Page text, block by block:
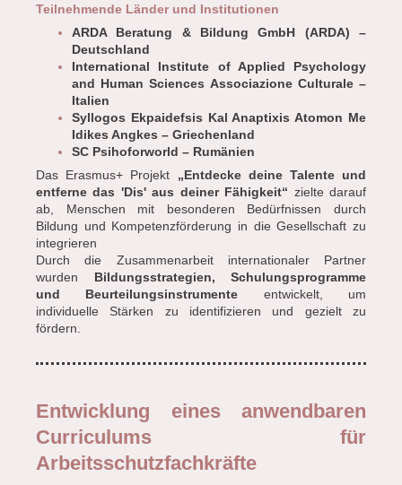
Teilnehmende Länder und Institutionen
ARDA Beratung & Bildung GmbH (ARDA) –
Deutschland
International Institute of Applied Psychology
and Human Sciences Associazione Culturale –
Italien
Syllogos Ekpaidefsis Kal Anaptixis Atomon Me
Idikes Angkes – Griechenland
SC Psihoforworld – Rumänien
Das Erasmus+ Projekt „Entdecke deine Talente und
entferne das 'Dis' aus deiner Fähigkeit“ zielte darauf
ab, Menschen mit besonderen Bedürfnissen durch
Bildung und Kompetenzförderung in die Gesellschaft zu
integrieren
Durch die Zusammenarbeit internationaler Partner
wurden Bildungsstrategien, Schulungsprogramme
und Beurteilungsinstrumente entwickelt, um
individuelle Stärken zu identifizieren und gezielt zu
fördern.
Entwicklung eines anwendbaren
Curriculums für
Arbeitsschutzfachkräfte